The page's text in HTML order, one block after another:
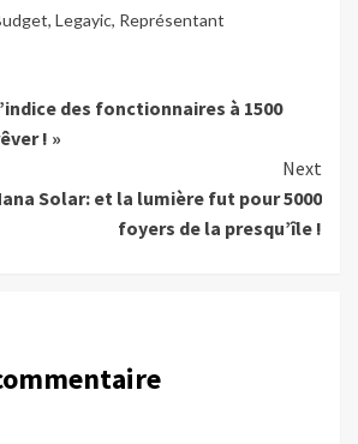
, Legayic, Représentant
des fonctionnaires à 1500
! »
Next
Solar: et la lumière fut pour 5000
foyers de la presqu’île !